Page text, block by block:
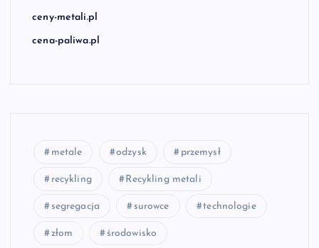
ceny-metali.pl
cena-paliwa.pl
metale odzysk przemysł
recykling Recykling metali
segregacja surowce technologie
złom środowisko